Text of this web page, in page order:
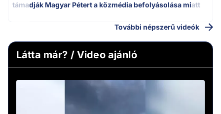
támadják Magyar Pétert a közmédia befolyásolása miatt
További népszerű videók
Látta már? / Video ajánló